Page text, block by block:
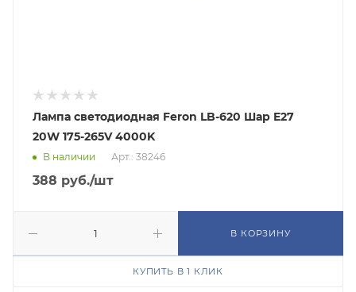
Лампа светодиодная Feron LB-620 Шар E27
20W 175-265V 4000K
В наличии Арт.: 38246
388 руб./шт
В КОРЗИНУ
КУПИТЬ В 1 КЛИК